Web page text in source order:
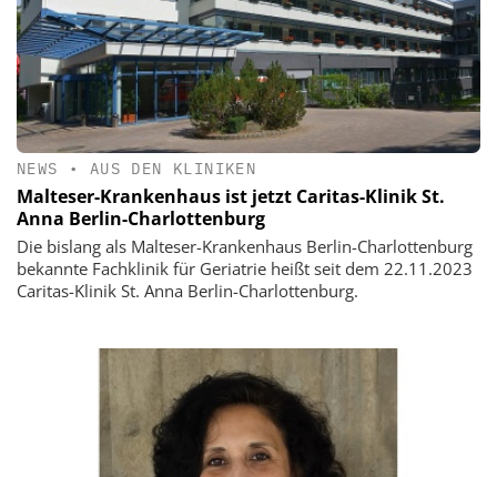
NEWS • AUS DEN KLINIKEN
Malteser-Krankenhaus ist jetzt Caritas-Klinik St.
Anna Berlin-Charlottenburg
Die bislang als Malteser-Krankenhaus Berlin-Charlottenburg
bekannte Fachklinik für Geriatrie heißt seit dem 22.11.2023
Caritas-Klinik St. Anna Berlin-Charlottenburg.